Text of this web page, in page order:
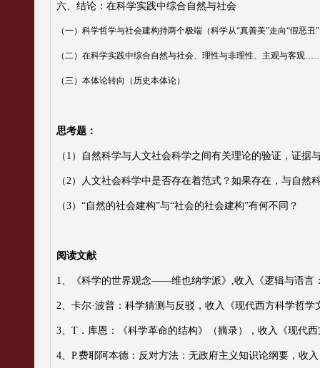
六、结论：在科学实践中综合自然与社会
（一）科学哲学与社会建构持两个极端（科学从“真善美”走向“假恶丑”
（二）在科学实践中综合自然与社会、理性与非理性、主观与客观
（三）本体论转向（历史本体论）
思考题：
（1） 自然科学与人文社会科学之间有关理论的验证，证据
（2） 人文社会科学中是否存在着范式？如果存在，与自然
（3）“自然的社会建构”与“社会的社会建构”有何不同？
阅读文献
1、《科学的世界观念——维也纳学派》 ,收入《逻辑与语言
2、卡尔·波普：科学猜测与反驳，收入《现代西方科学哲学
3、T ．库恩：《科学革命的结构》（摘录），收入《现代
4、P.费耶阿本德：反对方法：无政府主义知识论纲要，收入